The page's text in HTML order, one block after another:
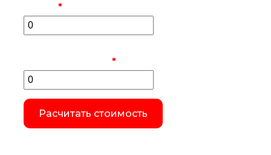
*
*
Расчитать стоимость